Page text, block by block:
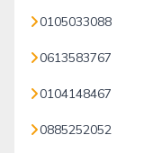
0105033088
0613583767
0104148467
0885252052